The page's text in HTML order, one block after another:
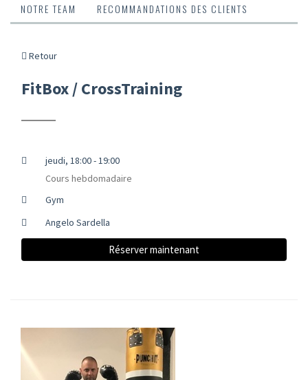
NOTRE TEAM
RECOMMANDATIONS DES CLIENTS
Retour
FitBox / CrossTraining
jeudi, 18:00 - 19:00
Cours hebdomadaire
Gym
Angelo Sardella
Réserver maintenant